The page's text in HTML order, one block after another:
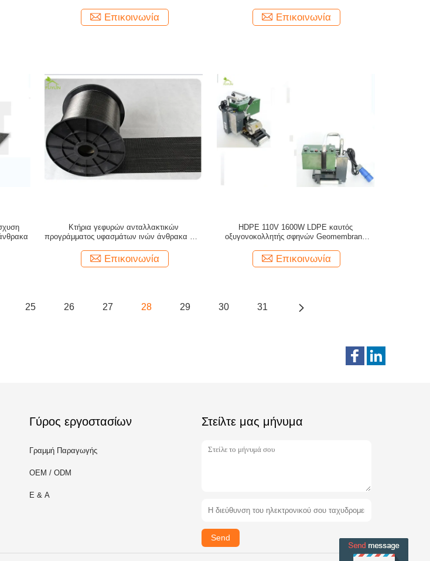
Επικοινωνία Επικοινωνία
Κτήρια γεφυρών ανταλλακτικών
προγράμματος υφασμάτων ινών άνθρακα που
Επικοινωνία
HDPE 110V 1600W LDPE καυτός
οξυγονοκολλητής σφηνών Geomembrane
λίμνης
Επικοινωνία
25 26 27 28 29 30 31
Γύρος εργοστασίων
Γραμμή Παραγωγής
OEM / ODM
Ε & Α
Στείλτε μας μήνυμα
Send